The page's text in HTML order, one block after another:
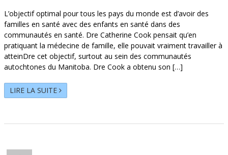
L’objectif optimal pour tous les pays du monde est d’avoir des
familles en santé avec des enfants en santé dans des
communautés en santé. Dre Catherine Cook pensait qu’en
pratiquant la médecine de famille, elle pouvait vraiment travailler à
atteinDre cet objectif, surtout au sein des communautés
autochtones du Manitoba. Dre Cook a obtenu son […]
LIRE LA SUITE